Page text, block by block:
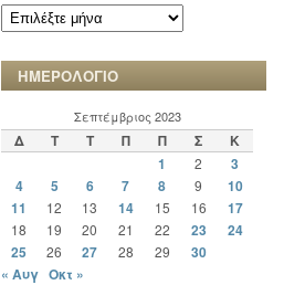
ΑΡΧΕΙΟ
ΧΡΟΝΙΚΩΝ
ΗΜΕΡΟΛΟΓΙΟ
Σεπτέμβριος 2023
Δ Τ Τ Π Π Σ
Κ
1
2
3
4
5 6 7 8 9
10
11
12 13 14 15 16 17
18 19 20 21 22 23
24
25
26 27 28 29
30
« Αυγ Οκτ »